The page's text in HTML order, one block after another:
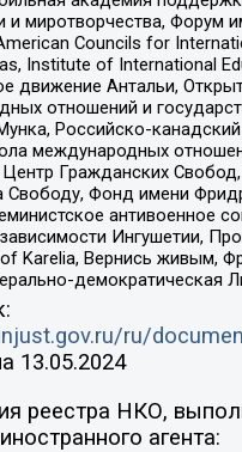
и миротворчества, Форум
Councils for
Institute of International
движение Антальи,
отношений и
Российско-
международных
Центр Гражданских
Свободу, Фонд имени
антивоенное
Ингушетии,
Karelia, Вернись живым,
демократическая
ru/
13.05.2024
реестра НКО,
агента: